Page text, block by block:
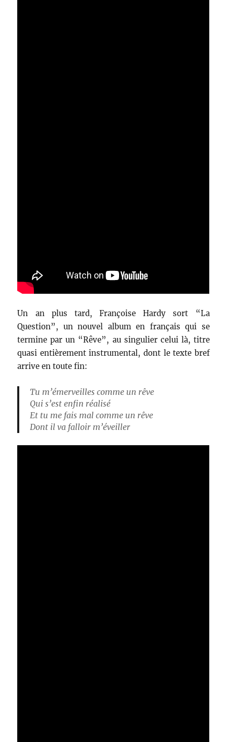
Un an plus tard, Françoise Hardy sort “La
Question”, un nouvel album en français qui se
termine par un “Rêve”, au singulier celui là, titre
quasi entièrement instrumental, dont le texte bref
arrive en toute fin:
Tu m’émerveilles comme un rêve
Qui s’est enfin réalisé
Et tu me fais mal comme un rêve
Dont il va falloir m’éveiller